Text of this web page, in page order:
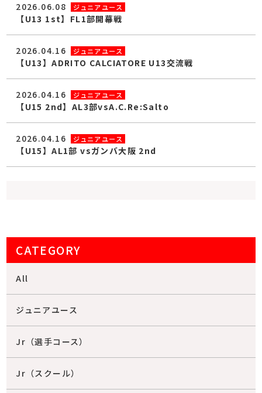
2026.06.08 ジュニアユース
【U13 1st】FL1部開幕戦
2026.04.16 ジュニアユース
【U13】ADRITO CALCIATORE U13交流戦
2026.04.16 ジュニアユース
【U15 2nd】AL3部vsA.C.Re:Salto
2026.04.16 ジュニアユース
【U15】AL1部 vsガンバ大阪 2nd
CATEGORY
All
ジュニアユース
Jr（選手コース）
Jr（スクール）